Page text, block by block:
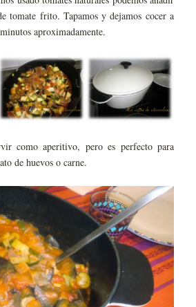
tomate frito. Tapamos y dejamos cocer a
aproximadamente.
como aperitivo, pero es perfecto para
de huevos o carne.